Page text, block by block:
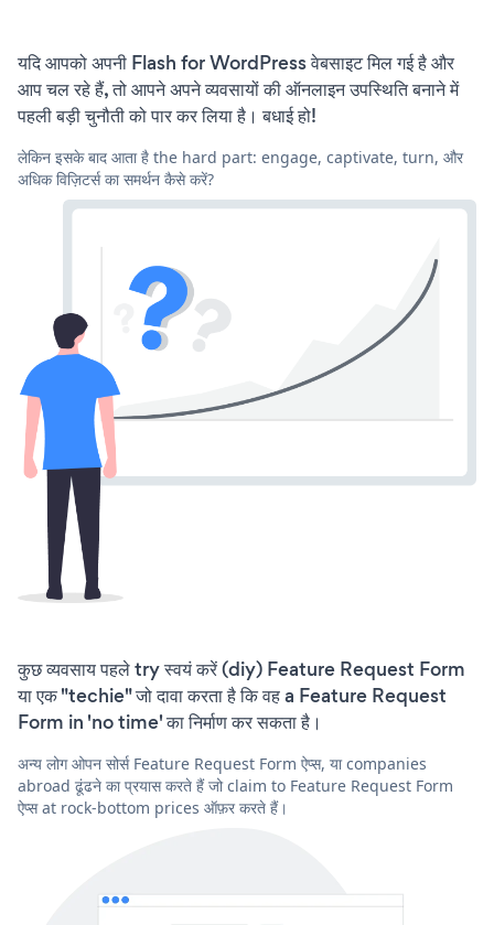
यदि आपको अपनी Flash for WordPress वेबसाइट मिल गई है और
आप चल रहे हैं, तो आपने अपने व्यवसायों की ऑनलाइन उपस्थिति बनाने में
पहली बड़ी चुनौती को पार कर लिया है। बधाई हो!
लेकिन इसके बाद आता है the hard part: engage, captivate, turn, और
अधिक विज़िटर्स का समर्थन कैसे करें?
कुछ व्यवसाय पहले try स्वयं करें (diy) Feature Request Form
या एक "techie" जो दावा करता है कि वह a Feature Request
Form in 'no time' का निर्माण कर सकता है।
अन्य लोग ओपन सोर्स Feature Request Form ऐप्स, या companies
abroad ढूंढने का प्रयास करते हैं जो claim to Feature Request Form
ऐप्स at rock-bottom prices ऑफ़र करते हैं।